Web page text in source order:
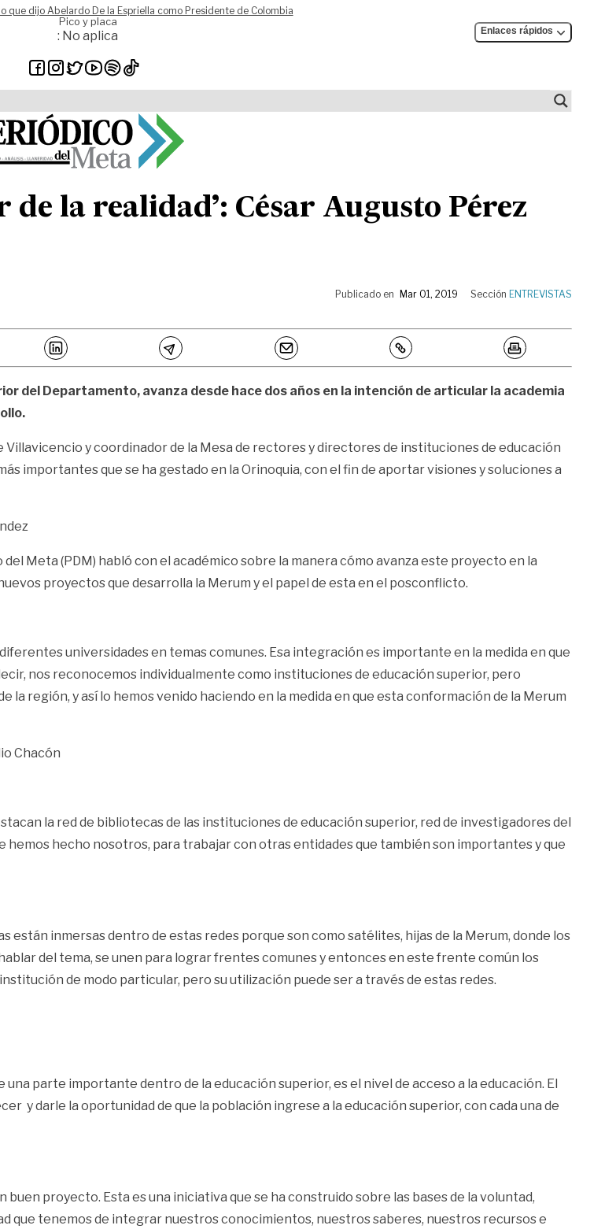
que dijo Abelardo De la Espriella como Presidente de Colombia
Pico y placa
: No aplica Enlaces rápidos
de la realidad’: César Augusto Pérez
Publicado en Mar 01, 2019 Sección ENTREVISTAS
del Departamento, avanza desde hace dos años en la intención de articular la academia
y coordinador de la Mesa de rectores y directores de instituciones de educación
importantes que se ha gestado en la Orinoquia, con el fin de aportar visiones y soluciones a
Meta (PDM) habló con el académico sobre la manera cómo avanza este proyecto en la
proyectos que desarrolla la Merum y el papel de esta en el posconflicto.
universidades en temas comunes. Esa integración es importante en la medida en que
nos reconocemos individualmente como instituciones de educación superior, pero
región, y así lo hemos venido haciendo en la medida en que esta conformación de la Merum
Chacón
la red de bibliotecas de las instituciones de educación superior, red de investigadores del
hemos hecho nosotros, para trabajar con otras entidades que también son importantes y que
están inmersas dentro de estas redes porque son como satélites, hijas de la Merum, donde los
del tema, se unen para lograr frentes comunes y entonces en este frente común los
de modo particular, pero su utilización puede ser a través de estas redes.
parte importante dentro de la educación superior, es el nivel de acceso a la educación. El
y darle la oportunidad de que la población ingrese a la educación superior, con cada una de
proyecto. Esta es una iniciativa que se ha construido sobre las bases de la voluntad,
que tenemos de integrar nuestros conocimientos, nuestros saberes, nuestros recursos e